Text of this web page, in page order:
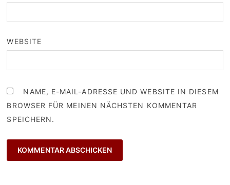
WEBSITE
NAME, E-MAIL-ADRESSE UND WEBSITE IN DIESEM
BROWSER FÜR MEINEN NÄCHSTEN KOMMENTAR
SPEICHERN.